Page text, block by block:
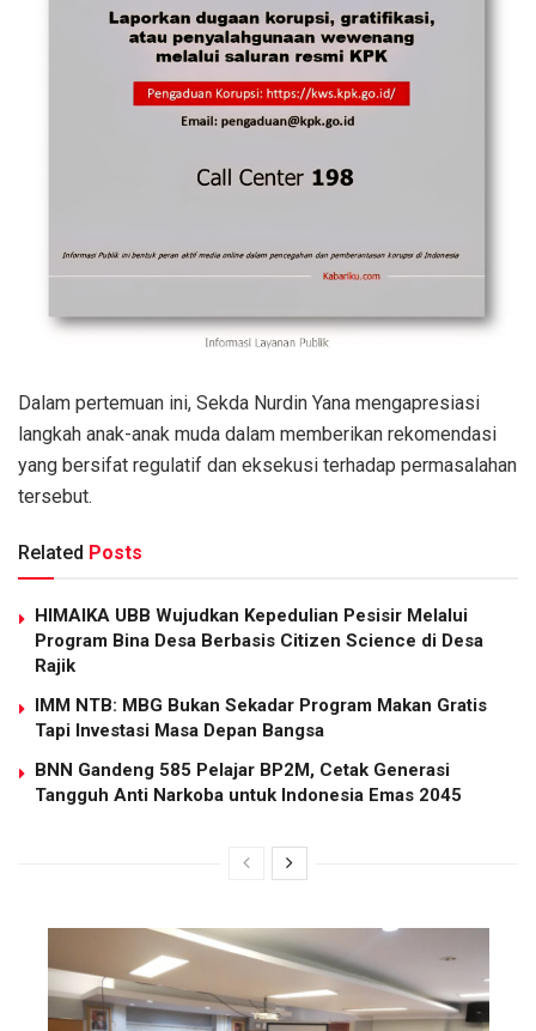
Dalam pertemuan ini, Sekda Nurdin Yana mengapresiasi
langkah anak-anak muda dalam memberikan rekomendasi
yang bersifat regulatif dan eksekusi terhadap permasalahan
tersebut.
Related Posts
HIMAIKA UBB Wujudkan Kepedulian Pesisir Melalui
Program Bina Desa Berbasis Citizen Science di Desa
Rajik
IMM NTB: MBG Bukan Sekadar Program Makan Gratis
Tapi Investasi Masa Depan Bangsa
BNN Gandeng 585 Pelajar BP2M, Cetak Generasi
Tangguh Anti Narkoba untuk Indonesia Emas 2045